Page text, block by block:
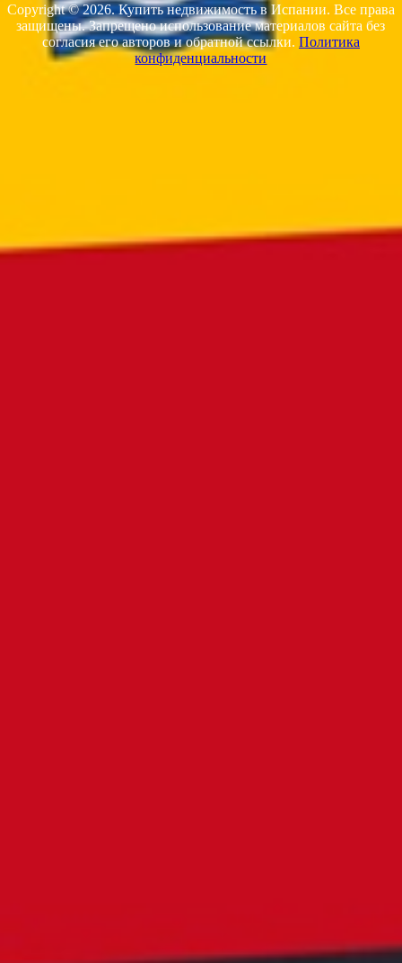
Copyright © 2026. Купить недвижимость в Испании. Все права
защищены. Запрещено использование материалов сайта без
согласия его авторов и обратной ссылки. Политика
конфиденциальности